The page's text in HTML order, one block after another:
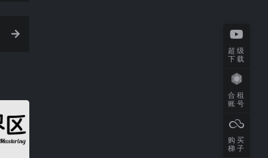
超级
下载
合租
账号
购买
梯子